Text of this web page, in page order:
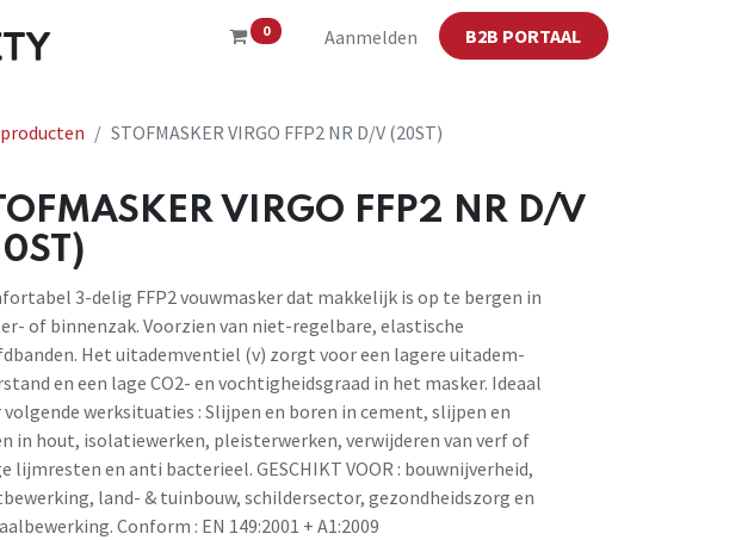
0 Aanmelden B2B PORTAAL
STOFMASKER VIRGO FFP2 NR D/V (20ST)
VIRGO FFP2 NR D/V
3-delig FFP2 vouwmasker dat makkelijk is op te bergen in
of binnenzak. Voorzien van niet-regelbare, elastische
Het uitademventiel (v) zorgt voor een lagere uitadem-
en een lage CO2- en vochtigheidsgraad in het masker. Ideaal
volgende werksituaties : Slijpen en boren in cement, slijpen en
in hout, isolatiewerken, pleisterwerken, verwijderen van verf of
lijmresten en anti bacterieel. GESCHIKT VOOR : bouwnijverheid,
land- & tuinbouw, schildersector, gezondheidszorg en
Conform : EN 149:2001 + A1:2009